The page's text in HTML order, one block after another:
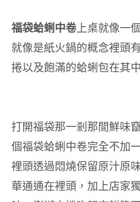
福袋蛤蜊中卷上桌就像一
就像是紙火鍋的概念裡頭
捲以及飽滿的蛤蜊包在其
打開福袋那一剎那間鮮味
個福袋蛤蜊中卷完全不加
裡頭透過悶燒保留原汁原
華通通在裡頭，加上店家